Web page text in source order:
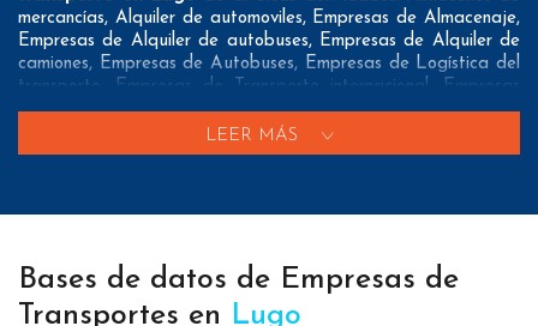
mercancías, Alquiler de automoviles, Empresas de Almacenaje,
Empresas de Alquiler de autobuses, Empresas de Alquiler de
camiones, Empresas de Autobuses, Empresas de Logística del
transporte, Empresas de Transporte internacional, Empresas
de Transporte marítimo, Empresas de Transporte por
carretera, Empresas de mensajeria, Empresas de mudanzas,
Estaciones de tren, Oficinas de correos y Taxis
contacto que pueden resultar interesantes a nuestros clientes:
A nivel de direcciones postalesnuestros/as Bases de datos
de Empresas de transporte en Lugo tienen todos los datos
necesarios incluyendo dirección, localidad, provincia y código
LEER MÁS
Bases de datos de Empresas de
Transportes en Lugo